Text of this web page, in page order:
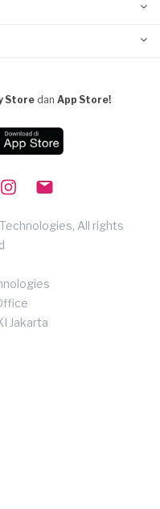
Store dan App Store!
All rights
Jakarta